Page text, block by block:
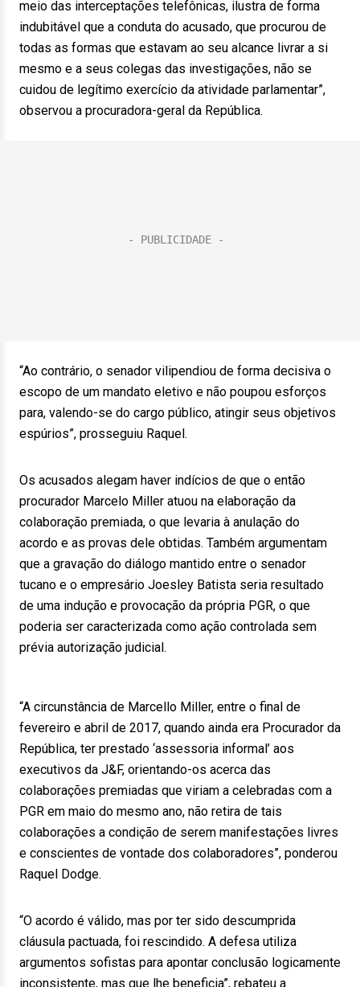
meio das interceptações telefônicas, ilustra de forma
indubitável que a conduta do acusado, que procurou de
todas as formas que estavam ao seu alcance livrar a si
mesmo e a seus colegas das investigações, não se
cuidou de legítimo exercício da atividade parlamentar”,
observou a procuradora-geral da República.
“Ao contrário, o senador vilipendiou de forma decisiva o
escopo de um mandato eletivo e não poupou esforços
para, valendo-se do cargo público, atingir seus objetivos
espúrios”, prosseguiu Raquel.
Os acusados alegam haver indícios de que o então
procurador Marcelo Miller atuou na elaboração da
colaboração premiada, o que levaria à anulação do
acordo e as provas dele obtidas. Também argumentam
que a gravação do diálogo mantido entre o senador
tucano e o empresário Joesley Batista seria resultado
de uma indução e provocação da própria PGR, o que
poderia ser caracterizada como ação controlada sem
prévia autorização judicial.
“A circunstância de Marcello Miller, entre o final de
fevereiro e abril de 2017, quando ainda era Procurador da
República, ter prestado ‘assessoria informal’ aos
executivos da J&F, orientando-os acerca das
colaborações premiadas que viriam a celebradas com a
PGR em maio do mesmo ano, não retira de tais
colaborações a condição de serem manifestações livres
e conscientes de vontade dos colaboradores”, ponderou
Raquel Dodge.
“O acordo é válido, mas por ter sido descumprida
cláusula pactuada, foi rescindido. A defesa utiliza
argumentos sofistas para apontar conclusão logicamente
inconsistente, mas que lhe beneficia”, rebateu a